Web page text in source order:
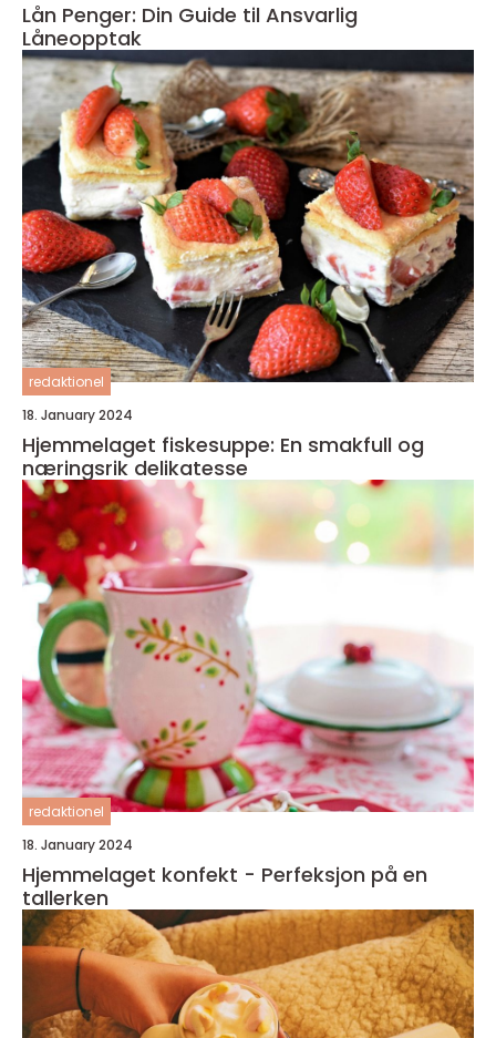
Lån Penger: Din Guide til Ansvarlig
Låneopptak
redaktionel
18. January 2024
Hjemmelaget fiskesuppe: En smakfull og
næringsrik delikatesse
redaktionel
18. January 2024
Hjemmelaget konfekt - Perfeksjon på en
tallerken